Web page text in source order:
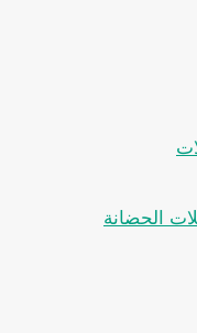
الحضانة